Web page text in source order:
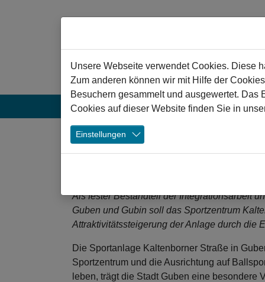
Aktuelles Projekte ❯
Guben: Sanierung
Als fester Bestandteil der Integrationsarbeit
Guben und Gubin soll das Sportzentrum
Attraktivitätssteigerung der Anlage durch die
Die Sportanlage Kaltenborner Straße in
Sportzentrum und die Ausrichtung auf
leben, trägt die Stadt Guben eine besondere
Unsere Webseite verwendet Cookies. Diese
Zum anderen können wir mit Hilfe der
Besuchern gesammelt und ausgewertet.
Cookies auf dieser Website finden Sie in
Einstellungen